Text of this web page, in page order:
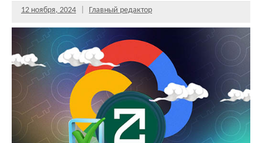
12 ноября, 2024 Главный редактор